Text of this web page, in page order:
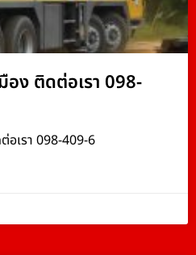
อง ติดต่อเรา 098-
อเรา 098-409-6